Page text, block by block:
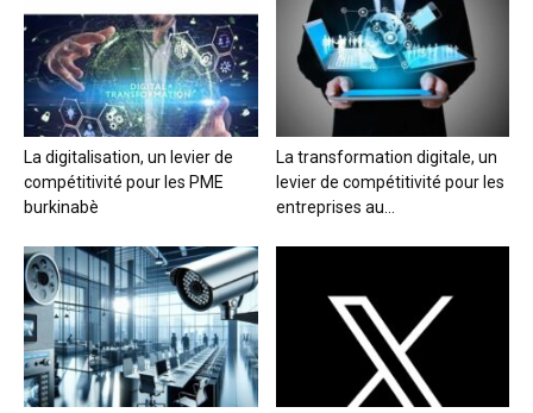
La digitalisation, un levier de
compétitivité pour les PME
burkinabè
La transformation digitale, un
levier de compétitivité pour les
entreprises au...